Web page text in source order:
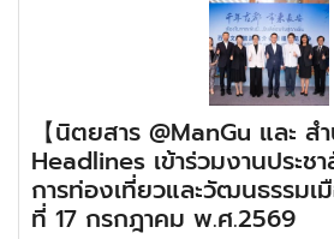
【นิตยสาร @ManGu และ
Headlines เข้าร่วมงานประช
การท่องเที่ยวและวัฒนธรรมเ
ที่ 17 กรกฎาคม พ.ศ.2569